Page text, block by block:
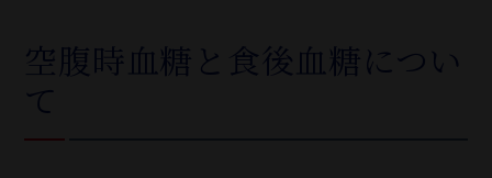
空腹時血糖と食後血糖につい
て